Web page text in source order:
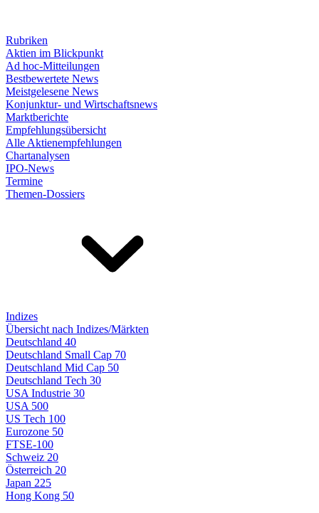
Rubriken
Aktien im Blickpunkt
Ad hoc-Mitteilungen
Bestbewertete News
Meistgelesene News
Konjunktur- und Wirtschaftsnews
Marktberichte
Empfehlungsübersicht
Alle Aktienempfehlungen
Chartanalysen
IPO-News
Termine
Themen-Dossiers
Indizes
Übersicht nach Indizes/Märkten
Deutschland 40
Deutschland Small Cap 70
Deutschland Mid Cap 50
Deutschland Tech 30
USA Industrie 30
USA 500
US Tech 100
Eurozone 50
FTSE-100
Schweiz 20
Österreich 20
Japan 225
Hong Kong 50